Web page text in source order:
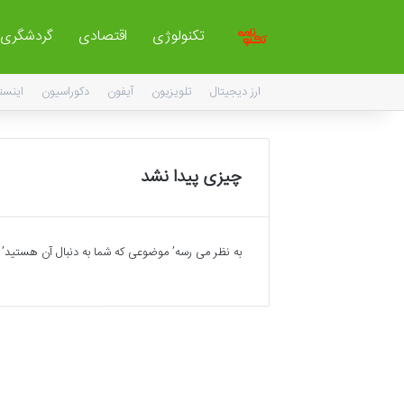
تکنولوژی اقتصادی گردشگری
ارز دیجیتال تلویزیون آیفون دکوراسیون
چیزی پیدا نشد
به نظر می رسه’ موضوعی که شما به دنبال آن